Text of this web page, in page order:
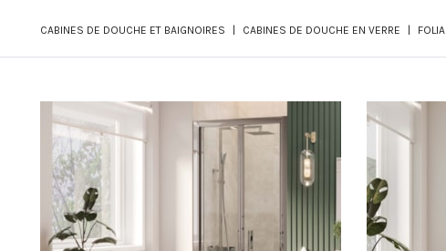
CABINES DE DOUCHE ET BAIGNOIRES CABINES DE DOUCHE EN VERRE FOLIA